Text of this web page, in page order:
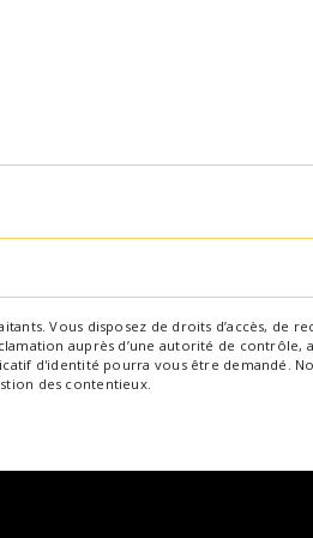
Vous disposez de droits d’accès, de
auprès d’une autorité de contrôle,
d'identité pourra vous être demandé.
des contentieux.